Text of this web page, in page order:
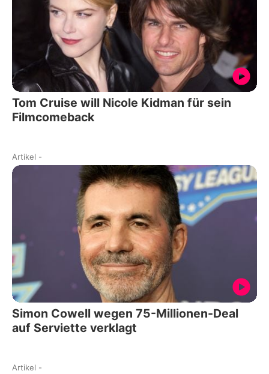
Tom Cruise will Nicole Kidman für sein
Filmcomeback
Artikel -
Simon Cowell wegen 75-Millionen-Deal
auf Serviette verklagt
Artikel -